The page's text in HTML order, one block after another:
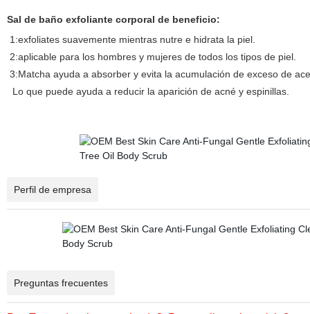
Sal de baño exfoliante corporal de beneficio:
1:exfoliates suavemente mientras nutre e hidrata la piel.
2:aplicable para los hombres y mujeres de todos los tipos de piel.
3:Matcha ayuda a absorber y evita la acumulación de exceso de
Lo que puede ayuda a reducir la aparición de acné y espinillas.
Perfil de empresa
Preguntas frecuentes